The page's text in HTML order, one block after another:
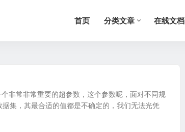
首页 分类文章 在线文档
非常非常重要的超参数，这个参数呢，面对不同规
集，其最合适的值都是不确定的，我们无法光凭